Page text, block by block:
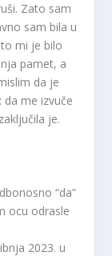
Zato sam
sam bila u
mi je bilo
pamet, a
da je
da me izvuče
je.
“da”
ocu odrasle
2023. u